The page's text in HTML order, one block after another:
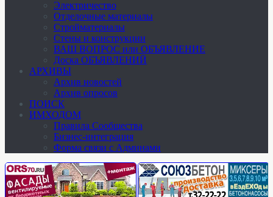
Электричество
Отделочные материалы
Стройматериалы
Стены и конструкции
ВАШ ВОПРОС или ОБЪЯВЛЕНИЕ
Доска ОБЪЯВЛЕНИЙ
АРХИВЫ
Архив новостей
Архив опросов
ПОИСК
ИМХОДОМ
Правила Сообщества
Бизнес-интеграция
Форма связи с Админами